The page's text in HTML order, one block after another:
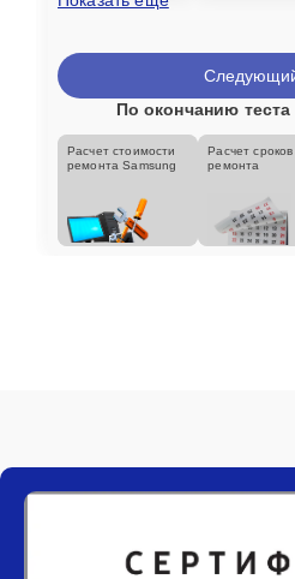
По окончанию
Расчет стоимости
ремонта Samsung
Расчет сроков
ремонта